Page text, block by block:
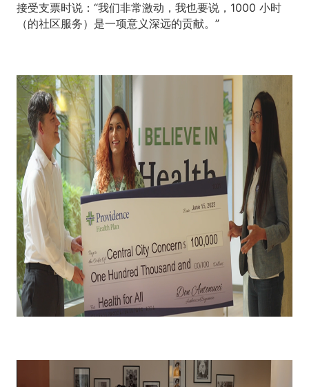
接受支票时说：“我们非常激动，我也要说，1000 小时
（的社区服务）是一项意义深远的贡献。”